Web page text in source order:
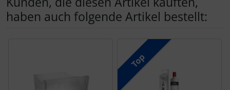
haben auch folgende Artikel bestellt:
Es folgt ein Produktslider - navigieren Sie mit der Tab-
Top